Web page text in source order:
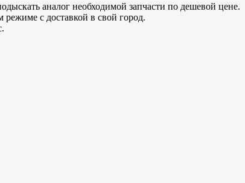
аналог необходимой запчасти по дешевой цене.
с доставкой в свой город.